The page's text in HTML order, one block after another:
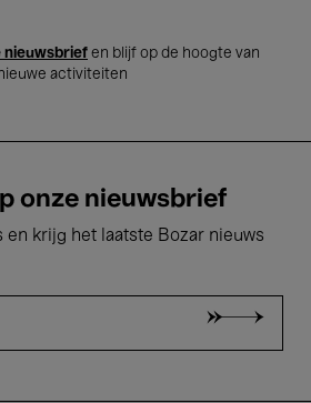
nieuwsbrief en blijf op de hoogte van
activiteiten
onze nieuwsbrief
en krijg het laatste Bozar nieuws